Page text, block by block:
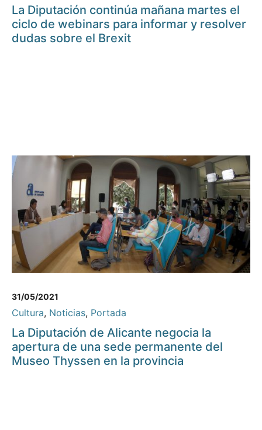
La Diputación continúa mañana martes el
ciclo de webinars para informar y resolver
dudas sobre el Brexit
31/05/2021
Cultura, Noticias, Portada
La Diputación de Alicante negocia la
apertura de una sede permanente del
Museo Thyssen en la provincia